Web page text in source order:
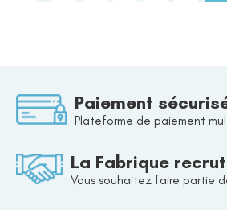
Paiement
Plateforme de paiement
La Fabrique
Vous souhaitez faire partie